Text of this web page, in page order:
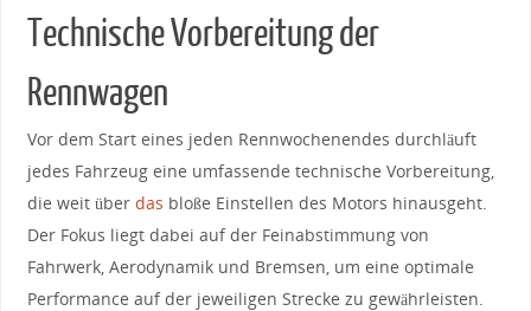
Technische Vorbereitung⁢ der
Rennwagen
Vor⁣ dem Start eines jeden Rennwochenendes durchläuft
jedes Fahrzeug eine umfassende technische Vorbereitung,
⁢die weit über das bloße Einstellen des Motors hinausgeht.
Der Fokus liegt dabei auf⁣ der Feinabstimmung von
Fahrwerk, Aerodynamik und‍ Bremsen, ​um eine optimale
Performance auf der jeweiligen Strecke zu gewährleisten.